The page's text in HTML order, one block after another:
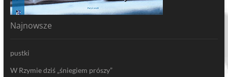
Najnowsze
pustki
W Rzymie dziś „śniegiem prószy”